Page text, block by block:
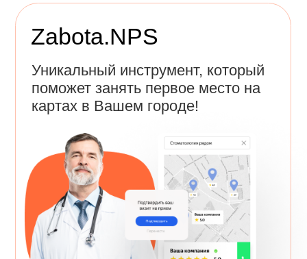
Узнать подробнее
Zabota.Reputation
Бесплатный бот для контроля за
отзывами о вашей клинике в сети.
Соберет все отзывы с популярных
площадок и поможет ответить на
любой отзыв с помощью